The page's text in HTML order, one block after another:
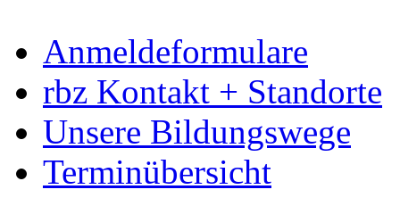
Anmeldeformulare
rbz Kontakt + Standorte
Unsere Bildungswege
Terminübersicht